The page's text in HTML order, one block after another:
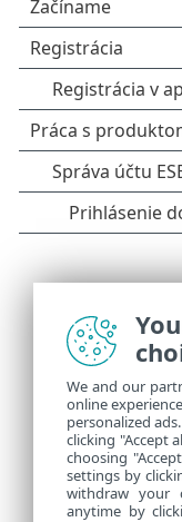
We and our
online
personalized
clicking "Accept
choosing
settings by
withdraw your
anytime by